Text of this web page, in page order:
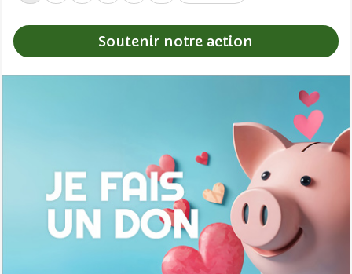
Soutenir notre action